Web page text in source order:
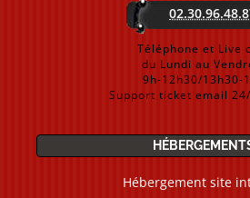
Téléphone et Live
du Lundi au
9h-12h30/13h30-
Support ticket email
Hébergement site